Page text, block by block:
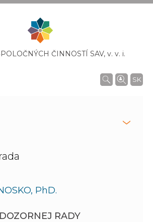
ČINNOSTÍ SAV, v. v. i.
SK
PhD.
RADY